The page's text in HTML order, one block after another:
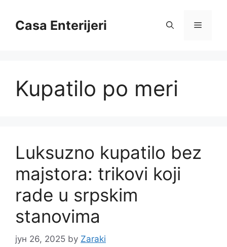
contentCasa Enterijeri Menu
Kupatilo po meri
Luksuzno kupatilo bez
majstora: trikovi koji
rade u srpskim
stanovima
јун 26, 2025 by Zaraki